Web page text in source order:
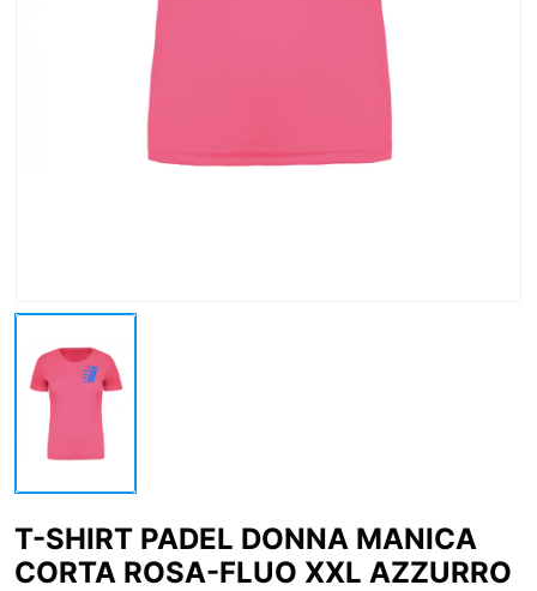
T-SHIRT PADEL DONNA MANICA
CORTA ROSA-FLUO XXL AZZURRO